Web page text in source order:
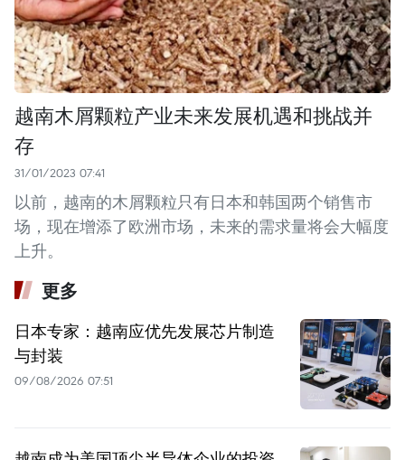
越南木屑颗粒产业未来发展机遇和挑战并
存
31/01/2023 07:41
以前，越南的木屑颗粒只有日本和韩国两个销售市
场，现在增添了欧洲市场，未来的需求量将会大幅度
上升。
更多
日本专家：越南应优先发展芯片制造
与封装
09/08/2026 07:51